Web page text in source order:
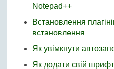
Notepad++
Встановлення
встановлення
Як увімкнути
Як додати свій